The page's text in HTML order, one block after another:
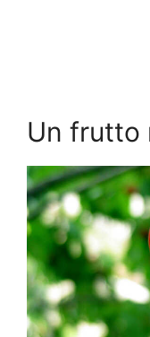
Un frutto